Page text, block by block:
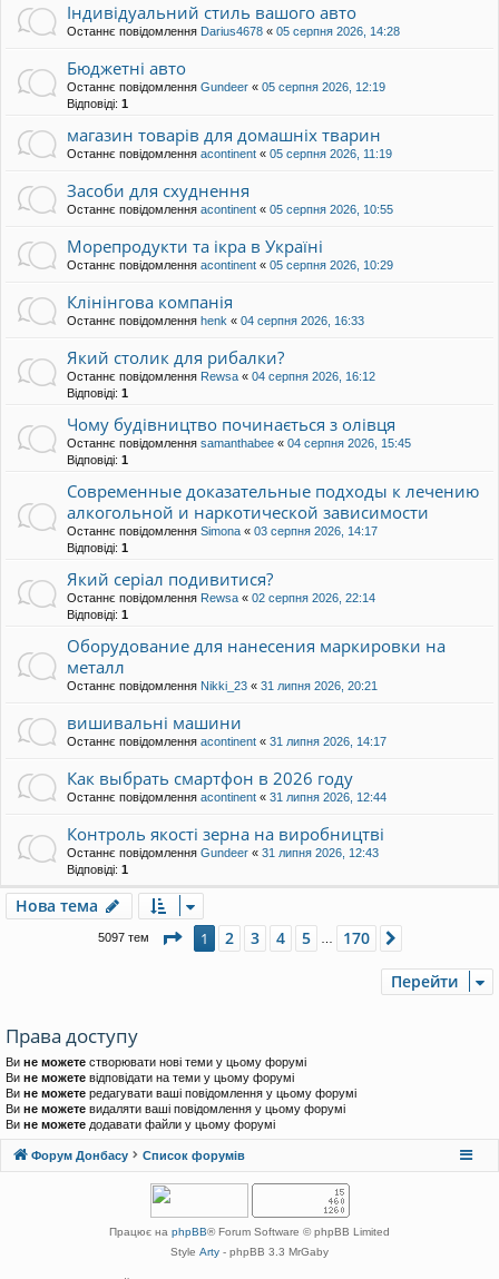
Індивідуальний стиль вашого авто
Останнє повідомлення Darius4678 « 05 серпня 2026, 14:28
Бюджетні авто
Останнє повідомлення Gundeer « 05 серпня 2026, 12:19
Відповіді: 1
магазин товарів для домашніх тварин
Останнє повідомлення acontinent « 05 серпня 2026, 11:19
Засоби для схуднення
Останнє повідомлення acontinent « 05 серпня 2026, 10:55
Морепродукти та ікра в Україні
Останнє повідомлення acontinent « 05 серпня 2026, 10:29
Клінінгова компанія
Останнє повідомлення henk « 04 серпня 2026, 16:33
Який столик для рибалки?
Останнє повідомлення Rewsa « 04 серпня 2026, 16:12
Відповіді: 1
Чому будівництво починається з олівця
Останнє повідомлення samanthabee « 04 серпня 2026, 15:45
Відповіді: 1
Современные доказательные подходы к лечению
алкогольной и наркотической зависимости
Останнє повідомлення Simona « 03 серпня 2026, 14:17
Відповіді: 1
Який серіал подивитися?
Останнє повідомлення Rewsa « 02 серпня 2026, 22:14
Відповіді: 1
Оборудование для нанесения маркировки на
металл
Останнє повідомлення Nikki_23 « 31 липня 2026, 20:21
вишивальні машини
Останнє повідомлення acontinent « 31 липня 2026, 14:17
Как выбрать смартфон в 2026 году
Останнє повідомлення acontinent « 31 липня 2026, 12:44
Контроль якості зерна на виробництві
Останнє повідомлення Gundeer « 31 липня 2026, 12:43
Відповіді: 1
Нова тема
5097 тем Сторінка1 з170
1 2 3 4 5 170
Перейти
Права доступу
Ви не можете створювати нові теми у цьому форумі
Ви не можете відповідати на теми у цьому форумі
Ви не можете редагувати ваші повідомлення у цьому форумі
Ви не можете видаляти ваші повідомлення у цьому форумі
Ви не можете додавати файли у цьому форумі
Форум Донбасу Список форумів
Працює на phpBB® Forum Software © phpBB Limited
Style Arty - phpBB 3.3 MrGaby